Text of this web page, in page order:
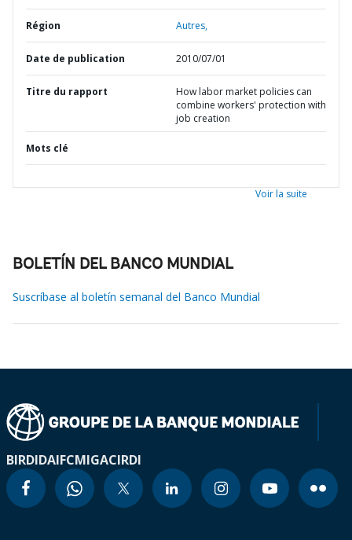
Région Autres,
Date de publication 2010/07/01
Titre du rapport
How labor market policies can
combine workers' protection with
job creation
Mots clé
Voir la suite
BOLETÍN DEL BANCO MUNDIAL
Suscríbase al boletín semanal del Banco Mundial
BIRDIDAIFCMIGACIRDI